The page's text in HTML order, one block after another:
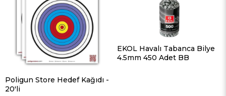
Poligun Store Hedef Kağıdı -
20'li
EKOL Havalı Tabanca Bilye
4.5mm 450 Adet BB